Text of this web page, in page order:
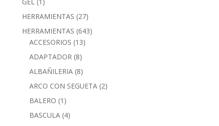
HERRAMIENTAS (27)
HERRAMIENTAS (643)
ACCESORIOS (13)
ADAPTADOR (8)
ALBAÑILERIA (8)
ARCO CON SEGUETA (2)
BALERO (1)
BASCULA (4)